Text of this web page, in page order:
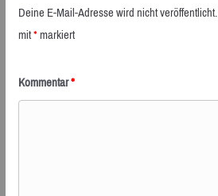
Deine E-Mail-Adresse wird nicht veröffentlicht.
mit*markiert
Kommentar*